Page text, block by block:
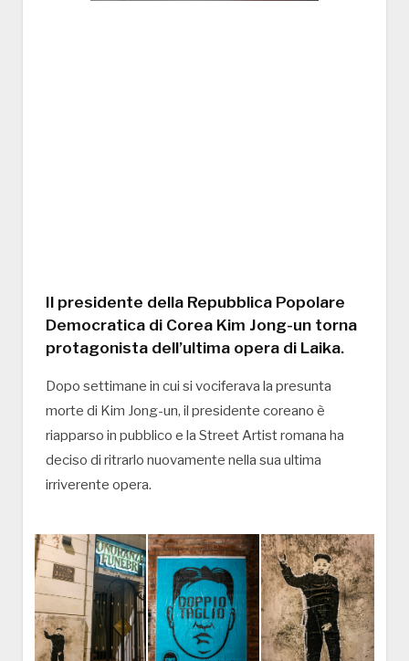
Il presidente della Repubblica Popolare
Democratica di Corea Kim Jong-un torna
protagonista dell’ultima opera di Laika.
Dopo settimane in cui si vociferava la presunta
morte di Kim Jong-un, il presidente coreano è
riapparso in pubblico e la Street Artist romana ha
deciso di ritrarlo nuovamente nella sua ultima
irriverente opera.